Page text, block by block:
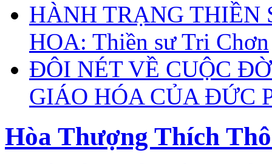
HÀNH TRẠNG THIỀN
HOA: Thiền sư Tri Chơn
ĐÔI NÉT VỀ CUỘC
GIÁO HÓA CỦA ĐỨC
Hòa Thượng Thích